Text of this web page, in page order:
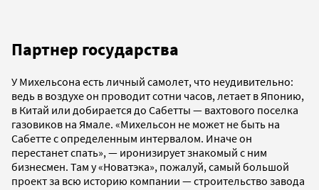
Партнер государства
У Михельсона есть личный самолет, что неудивительно:
ведь в воздухе он проводит сотни часов, летает в Японию,
в Китай или добирается до Сабетты — вахтового поселка
газовиков на Ямале. «Михельсон не может не быть на
Сабетте с определенным интервалом. Иначе он
перестанет спать», — иронизирует знакомый с ним
бизнесмен. Там у «Новатэка», пожалуй, самый большой
проект за всю историю компании — строительство завода